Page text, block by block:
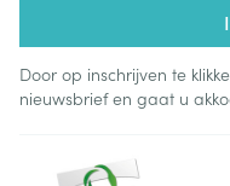
Door op inschrijven te
nieuwsbrief en gaat u